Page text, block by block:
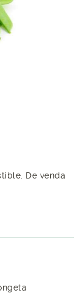
De venda